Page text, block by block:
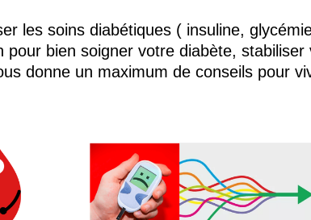
les soins diabétiques ( insuline,
bien soigner votre diabète,
donne un maximum de conseils pour